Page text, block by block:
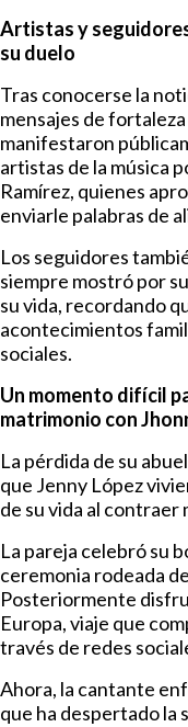
Artistas y
su duelo
Tras conocerse la
mensajes de
manifestaron
artistas de la música
Ramírez, quienes
enviarle palabras de
Los seguidores
siempre mostró por
su vida, recordando
acontecimientos
sociales.
Un momento difícil
matrimonio con
La pérdida de su
que Jenny López
de su vida al
La pareja celebró su
ceremonia rodeada
Posteriormente
Europa, viaje que
través de redes
Ahora, la cantante
que ha despertado la